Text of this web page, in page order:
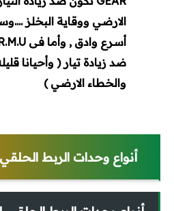
الارضي ووقاية البخلز
ضد زيادة تيار ( وأحيانا
والخطاء الارضي )
أنواع وحدات الربط الحلقي RMU Types